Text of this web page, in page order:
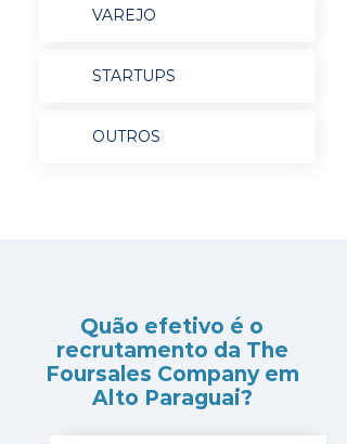
VAREJO
STARTUPS
OUTROS
Quão efetivo é o
recrutamento da The
Foursales Company em
Alto Paraguai?